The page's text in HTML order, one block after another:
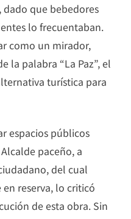
dado que bebedores
lo frecuentaban.
como un mirador,
la palabra “La Paz”, el
turística para
espacios públicos
paceño, a
del cual
reserva, lo criticó
de esta obra. Sin